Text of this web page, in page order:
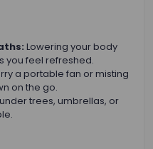
Lowering your body
you feel refreshed.
a portable fan or misting
on the go.
trees, umbrellas, or